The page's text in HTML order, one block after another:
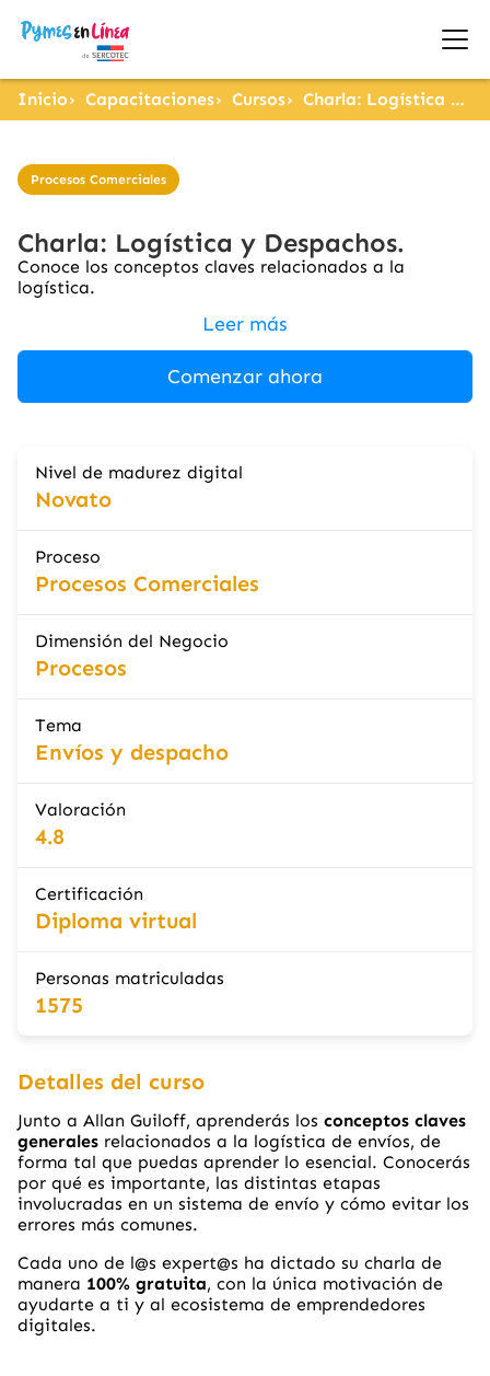
Inicio Capacitaciones Cursos Charla: Logística y Despachos.
Procesos Comerciales
Charla: Logística y Despachos.
Conoce los conceptos claves relacionados a la
logística.
Leer más
Comenzar ahora
Nivel de madurez digital
Novato
Proceso
Procesos Comerciales
Dimensión del Negocio
Procesos
Tema
Envíos y despacho
Valoración
4.8
Certificación
Diploma virtual
Personas matriculadas
1575
Detalles del curso
Junto a Allan Guiloff, aprenderás los conceptos claves
generales relacionados a la logística de envíos, de
forma tal que puedas aprender lo esencial. Conocerás
por qué es importante, las distintas etapas
involucradas en un sistema de envío y cómo evitar los
errores más comunes.
Cada uno de l@s expert@s ha dictado su charla de
manera 100% gratuita, con la única motivación de
ayudarte a ti y al ecosistema de emprendedores
digitales.